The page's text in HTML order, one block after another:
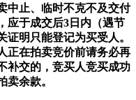
中止、临时不克不及交付
应于成交后3日内（遇节
明只能登记为买受人。
正在拍卖竞价前请务必再
补交的，竞买人竞买成功
卖余款。